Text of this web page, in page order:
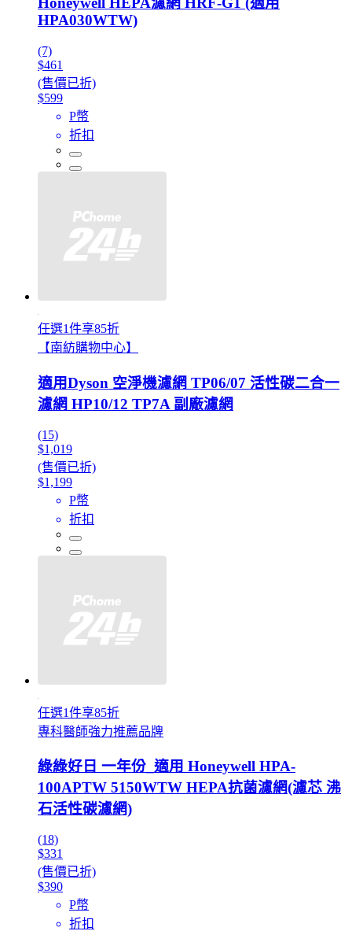
HPA030WTW)
(7)
$461
(售價已折)
$599
P幣
折扣
任選1件享85折
【南紡購物中心】
適用Dyson 空淨機濾網 TP06/07 活性碳二合一
濾網 HP10/12 TP7A 副廠濾網
(15)
$1,019
(售價已折)
$1,199
P幣
折扣
任選1件享85折
專科醫師強力推薦品牌
綠綠好日 一年份_適用 Honeywell HPA-
100APTW 5150WTW HEPA抗菌濾網(濾芯 沸
石活性碳濾網)
(18)
$331
(售價已折)
$390
P幣
折扣